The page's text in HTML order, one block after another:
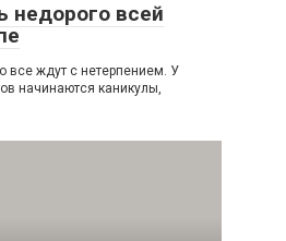
недорого всей
все ждут с нетерпением. У
начинаются каникулы,